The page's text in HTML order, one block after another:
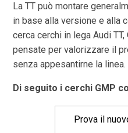
La TT può montare
in base alla versione e alla
cerca cerchi in lega Audi
pensate per valorizzare il
senza appesantirne la linea.
Di seguito i cerchi GMP
Prova il